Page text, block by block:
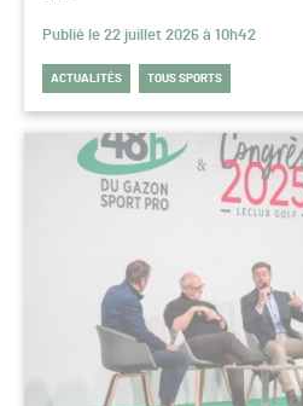
Publié le 22 juillet 2026 à 10h42
ACTUALITÉS TOUS SPORTS